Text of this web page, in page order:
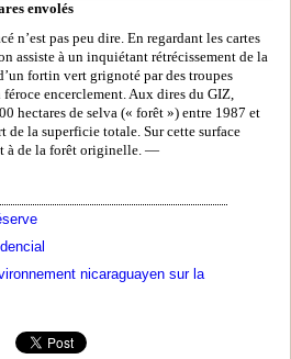
envolés
n’est pas peu dire. En regardant les cartes
assiste à un inquiétant rétrécissement de la
fortin vert grignoté par des troupes
encerclement. Aux dires du GIZ,
hectares de selva (« forêt ») entre 1987 et
de la superficie totale. Sur cette surface
à de la forêt originelle. —
nicaraguayen sur la